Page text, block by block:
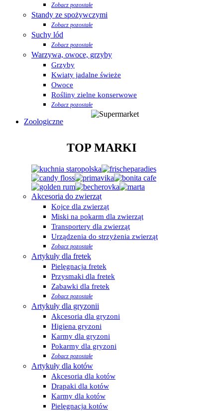
Zobacz pozostałe
Standy ze spożywczymi
Zobacz pozostałe
Suchy lód
Zobacz pozostałe
Warzywa, owoce, grzyby
Grzyby
Kwiaty jadalne świeże
Owoce
Rośliny zielne konserwowe
Zobacz pozostałe
Zoologiczne
TOP MARKI
Akcesoria do zwierząt
Kojce dla zwierząt
Miski na pokarm dla zwierząt
Transportery dla zwierząt
Urządzenia do strzyżenia zwierząt
Zobacz pozostałe
Artykuły dla fretek
Pielęgnacja fretek
Przysmaki dla fretek
Zabawki dla fretek
Zobacz pozostałe
Artykuły dla gryzonii
Akcesoria dla gryzoni
Higiena gryzoni
Karmy dla gryzoni
Pokarmy dla gryzoni
Zobacz pozostałe
Artykuły dla kotów
Akcesoria dla kotów
Drapaki dla kotów
Karmy dla kotów
Pielęgnacja kotów